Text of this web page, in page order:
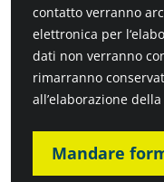
contatto verranno
elettronica per
dati non verranno
rimarranno
all’elaborazione
Mandare